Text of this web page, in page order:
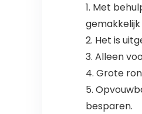
1. Met
2. Het is
3. Alleen
4. Grote
5.
besparen.